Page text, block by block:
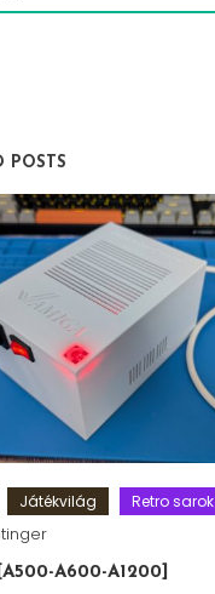
POSTS
Játékvilág Retro sarok
A600-A1200]